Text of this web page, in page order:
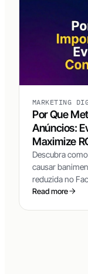
MARKETING
Por Que
Anúncios:
Maximize
Descubra
causar
reduzida no
técnicas que
Read more